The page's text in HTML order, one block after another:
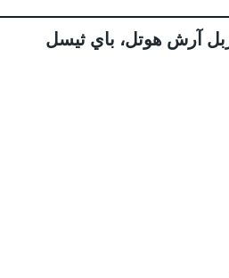
آرش هوتل، باي ثيسل